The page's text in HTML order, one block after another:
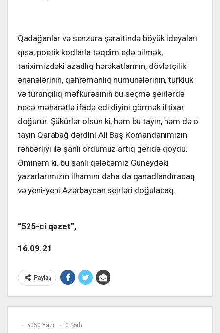
Qadağanlar və senzura şəraitində böyük ideyaları
qısa, poetik kodlarla təqdim edə bilmək,
tariximizdəki azadlıq hərəkatlarının, dövlətçilik
ənənələrinin, qəhrəmanlıq nümunələrinin, türklük
və turançılıq məfkurəsinin bu seçmə şeirlərdə
necə məharətlə ifadə edildiyini görmək iftixar
doğurur. Şükürlər olsun ki, həm bu tayın, həm də o
tayın Qarabağ dərdini Ali Baş Komandanımızın
rəhbərliyi ilə şanlı ordumuz artıq geridə qoydu.
Əminəm ki, bu şanlı qələbəmiz Güneydəki
yazarlarımızın ilhamını daha da qanadlandıracaq
və yeni-yeni Azərbaycan şeirləri doğulacaq.
“525-ci qəzet”,
16.09.21
Paylaş
5050 Yazı 0 Şərh